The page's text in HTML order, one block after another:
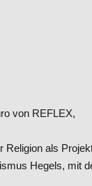
von REFLEX,
Religion als
Hegels, mit